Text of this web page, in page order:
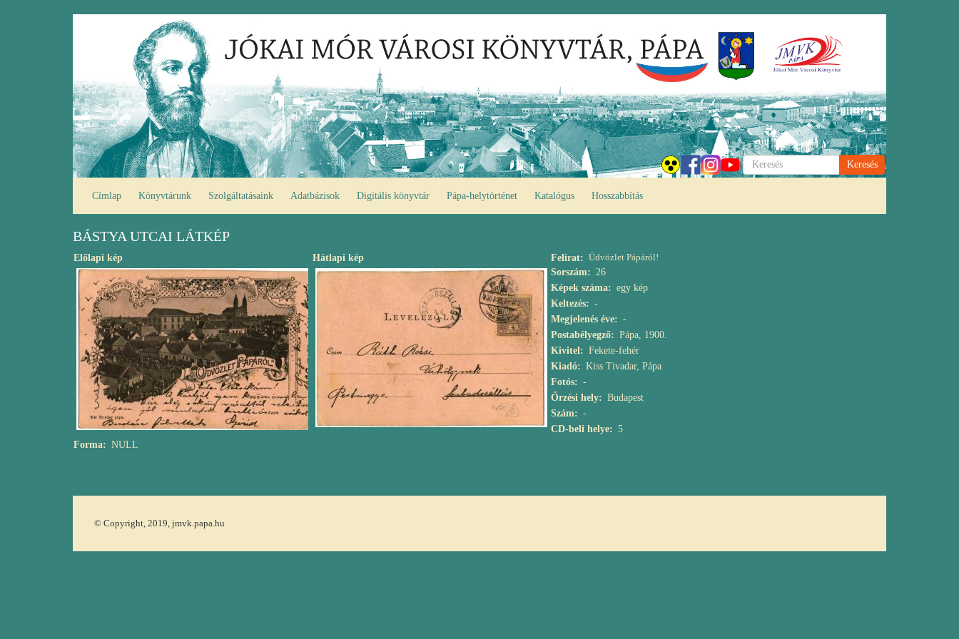
Keresés
Címlap Könyvtárunk Szolgáltatásaink Adatbázisok Digitális könyvtár Pápa-helytörténet Katalógus Hosszabbítás
BÁSTYA UTCAI LÁTKÉP
Előlapi kép Hátlapi kép Felirat
Üdvözlet Pápáról!
Sorszám
26
Képek száma
egy kép
Keltezés
-
Megjelenés éve
-
Postabélyegző
Pápa, 1900.
Kivitel
Fekete-fehér
Kiadó
Kiss Tivadar, Pápa
Fotós
-
Őrzési hely
Budapest
Szám
-
CD-beli helye
5
Forma
NULL
© Copyright, 2019, jmvk.papa.hu